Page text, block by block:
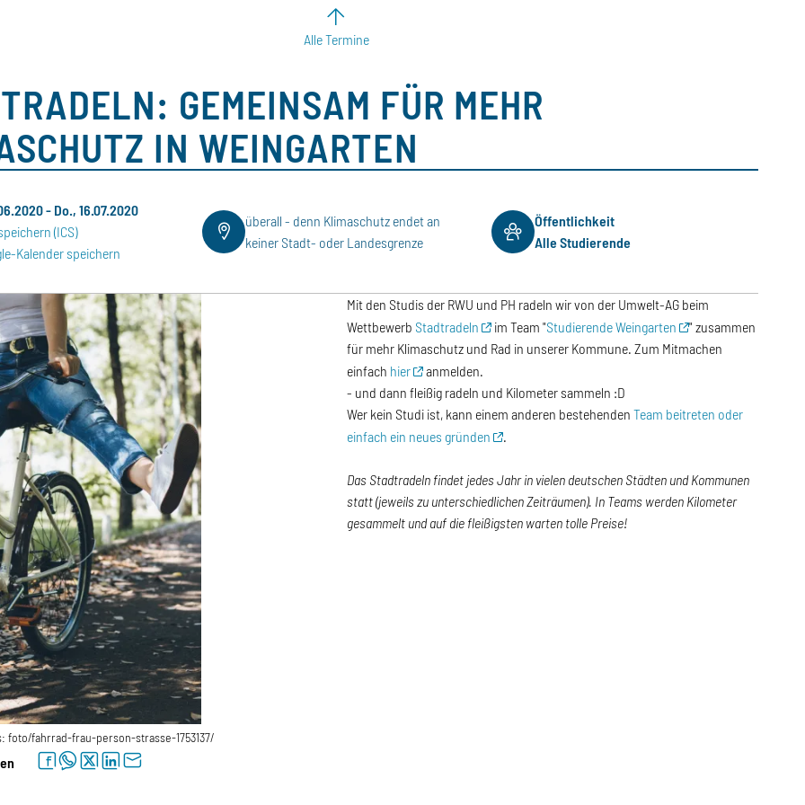
Alle Termine
GEMEINSAM FÜR MEHR
IN WEINGARTEN
- Do., 16.07.2020
(ICS)
Kalender speichern
überall - denn Klimaschutz endet an
keiner Stadt- oder Landesgrenze
Öffentlichkeit
Alle Studierende
foto/fahrrad-frau-person-strasse-1753137/
Mit den Studis der RWU und PH radeln wir von der Umwelt-AG beim
Wettbewerb Stadtradeln im Team "Studierende Weingarten
" zusammen
für mehr Klimaschutz und Rad in unserer Kommune. Zum Mitmachen
einfach hier
anmelden.
- und dann fleißig radeln und Kilometer sammeln :D
Wer kein Studi ist, kann einem anderen bestehenden Team beitreten oder
einfach ein neues gründen
.
Das Stadtradeln findet jedes Jahr in vielen deutschen Städten und Kommunen
statt (jeweils zu unterschiedlichen Zeiträumen). In Teams werden Kilometer
gesammelt und auf die fleißigsten warten tolle Preise!
facebookwhatsapptwitterlinkedinletter